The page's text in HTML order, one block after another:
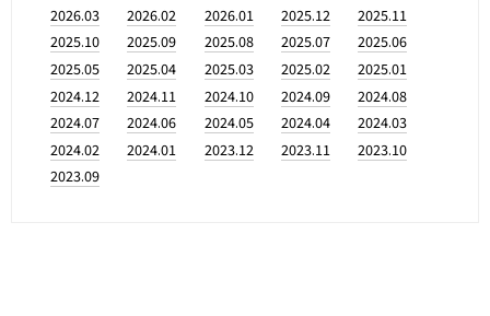
2026.03
2026.02 2026.01 2025.12
2025.11
2025.10
2025.09 2025.08 2025.07
2025.06
2025.05
2025.04 2025.03 2025.02
2025.01
2024.12
2024.11 2024.10 2024.09
2024.08
2024.07
2024.06 2024.05 2024.04
2024.03
2024.02
2024.01 2023.12 2023.11
2023.10
2023.09